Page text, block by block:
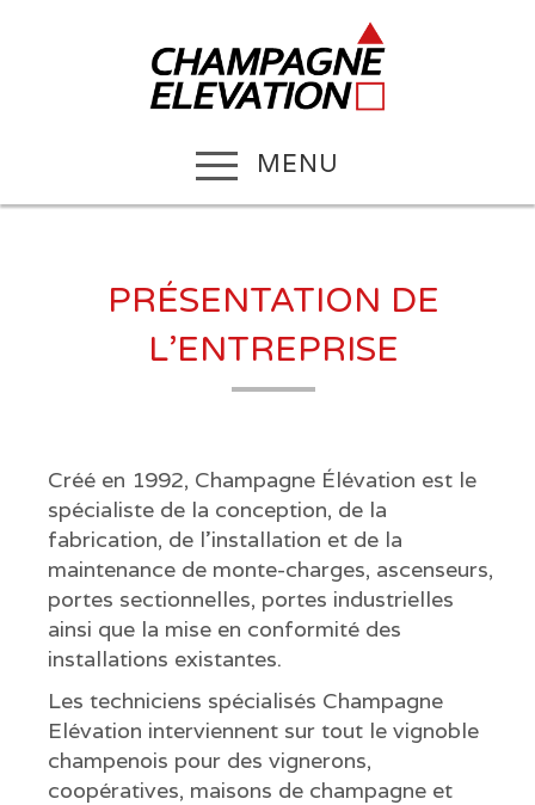
MENU
PRÉSENTATION DE
L’ENTREPRISE
Créé en 1992, Champagne Élévation est le
spécialiste de la conception, de la
fabrication, de l'installation et de la
maintenance de monte-charges, ascenseurs,
portes sectionnelles, portes industrielles
ainsi que la mise en conformité des
installations existantes.
Les techniciens spécialisés Champagne
Elévation interviennent sur tout le vignoble
champenois pour des vignerons,
coopératives, maisons de champagne et